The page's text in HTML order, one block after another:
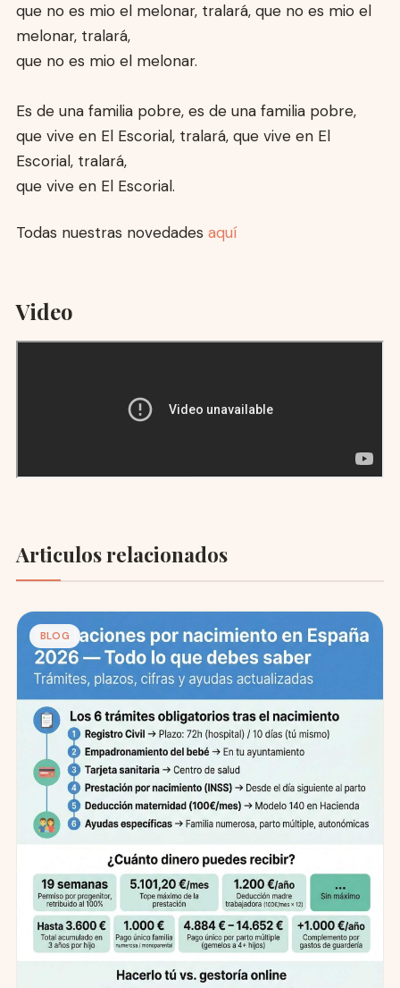
que no es mio el melonar, tralará, que no es mio el
melonar, tralará,
que no es mio el melonar.
Es de una familia pobre, es de una familia pobre,
que vive en El Escorial, tralará, que vive en El
Escorial, tralará,
que vive en El Escorial.
Todas nuestras novedades aquí
Video
Articulos relacionados
BLOG